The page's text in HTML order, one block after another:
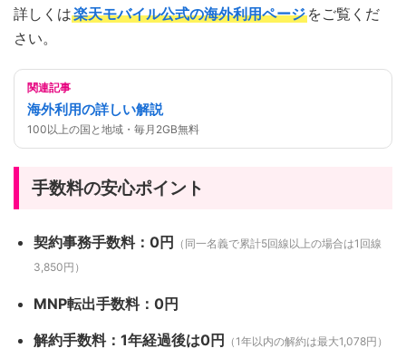
詳しくは楽天モバイル公式の海外利用ページ をご覧くだ
さい。
関連記事
海外利用の詳しい解説
100以上の国と地域・毎月2GB無料
手数料の安心ポイント
契約事務手数料：0円
（同一名義で累計5回線以上の場合は1回線
3,850円）
MNP転出手数料：0円
解約手数料：1年経過後は0円
（1年以内の解約は最大1,078円）